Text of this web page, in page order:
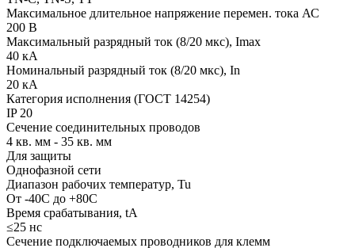
Максимальное длительное напряжение перемен. тока АС
200 В
Максимальный разрядный ток (8/20 мкс), Imax
40 кА
Номинальный разрядный ток (8/20 мкс), In
20 кА
Категория исполнения (ГОСТ 14254)
IP 20
Сечение соединительных проводов
4 кв. мм - 35 кв. мм
Для защиты
Однофазной сети
Диапазон рабочих температур, Tu
От -40С до +80С
Время срабатывания, tA
≤25 нс
Сечение подключаемых проводников для клемм